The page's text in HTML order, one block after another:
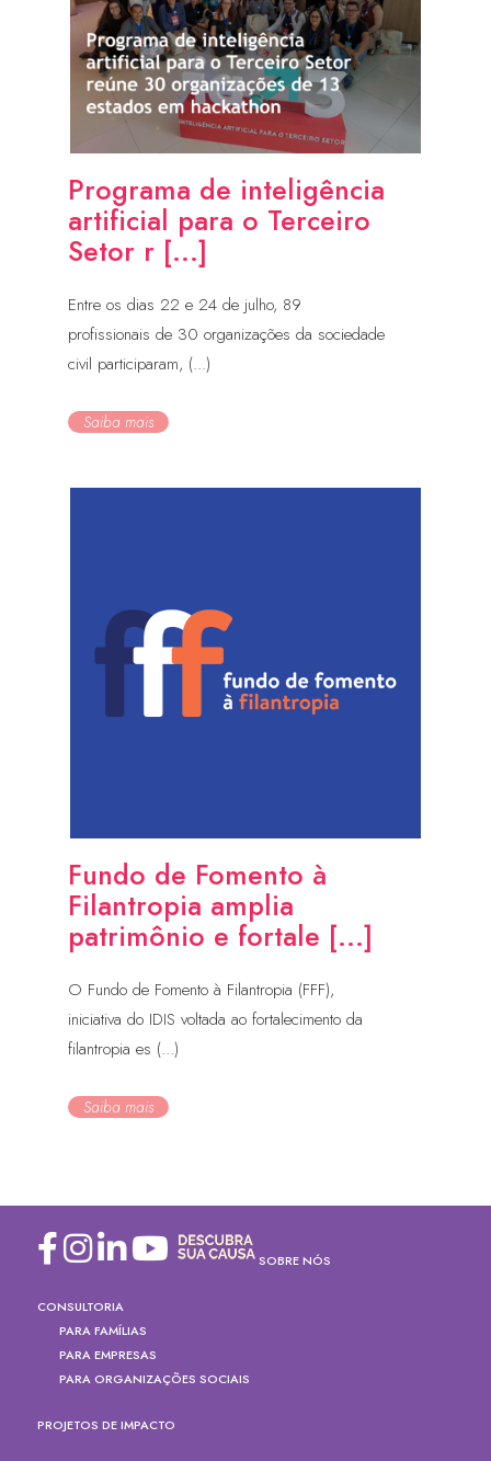
Programa de inteligência
artificial para o Terceiro
Setor r [...]
Entre os dias 22 e 24 de julho, 89
profissionais de 30 organizações da sociedade
civil participaram, (...)
Saiba mais
Fundo de Fomento à
Filantropia amplia
patrimônio e fortale [...]
O Fundo de Fomento à Filantropia (FFF),
iniciativa do IDIS voltada ao fortalecimento da
filantropia es (...)
Saiba mais
SOBRE NÓS
CONSULTORIA
PARA FAMÍLIAS
PARA EMPRESAS
PARA ORGANIZAÇÕES SOCIAIS
PROJETOS DE IMPACTO